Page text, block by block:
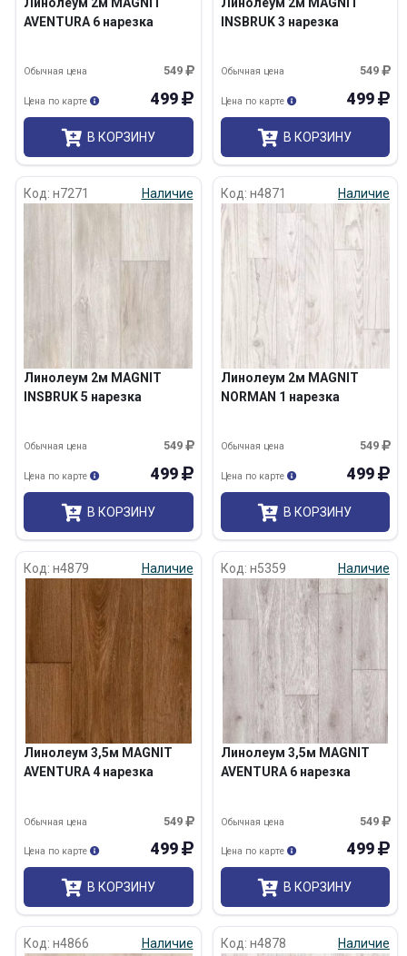
AVENTURA 6 нарезка
549
Обычная цена
499
Цена по карте
В КОРЗИНУ
INSBRUK 3 нарезка
549
Обычная цена
499
Цена по карте
В КОРЗИНУ
Код: н7271 Наличие
Линолеум 2м MAGNIT
INSBRUK 5 нарезка
549
Обычная цена
499
Цена по карте
В КОРЗИНУ
Код: н4871 Наличие
Линолеум 2м MAGNIT
NORMAN 1 нарезка
549
Обычная цена
499
Цена по карте
В КОРЗИНУ
Код: н4879 Наличие
Линолеум 3,5м MAGNIT
AVENTURA 4 нарезка
549
Обычная цена
499
Цена по карте
В КОРЗИНУ
Код: н5359 Наличие
Линолеум 3,5м MAGNIT
AVENTURA 6 нарезка
549
Обычная цена
499
Цена по карте
В КОРЗИНУ
Код: н4866 Наличие Код: н4878 Наличие